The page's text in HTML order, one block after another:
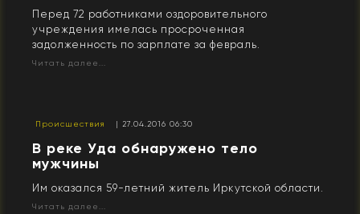
Перед 72 работниками оздоровительного
учреждения имелась просроченная
задолженность по зарплате за февраль.
Читать далее...
Происшествия | 27.04.2016 06:30
В реке Уда обнаружено тело
мужчины
Им оказался 59-летний житель Иркутской области.
Читать далее...